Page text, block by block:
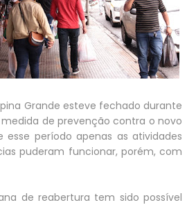
Grande esteve fechado durante
de prevenção contra o novo
esse período apenas as atividades
puderam funcionar, porém, com
de reabertura tem sido possível